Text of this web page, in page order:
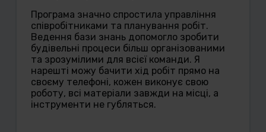
Програма значно спростила управління
співробітниками та планування робіт.
Ведення бази знань допомогло зробити
будівельні процеси більш організованими
та зрозумілими для всієї команди. Я
нарешті можу бачити хід робіт прямо на
своєму телефоні, кожен виконує свою
роботу, всі матеріали завжди на місці, а
інструменти не губляться.